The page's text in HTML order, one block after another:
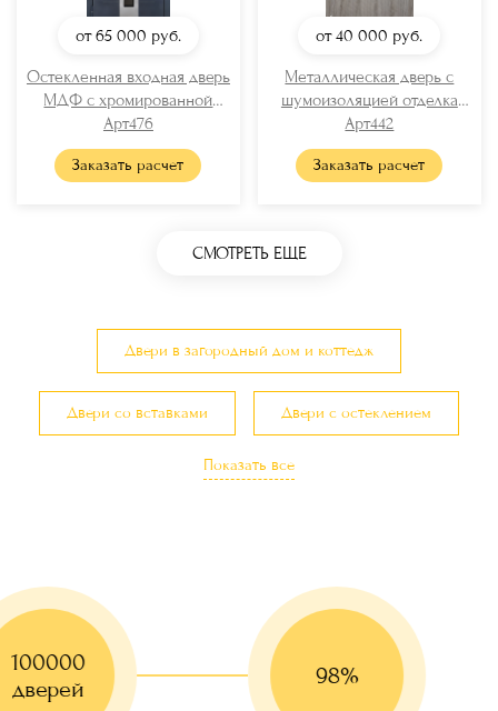
от 65 000 руб.
Остекленная входная дверь
МДФ с хромированной
вставкой
Арт476
Заказать расчет
от 40 000 руб.
Металлическая дверь с
шумоизоляцией отделка
МДФ ПВХ
Арт442
Заказать расчет
СМОТРЕТЬ ЕЩЕ
Двери в загородный дом и коттедж
Двери со вставками Двери с остеклением
Малогабаритные двери
Показать все
100000
дверей
98%